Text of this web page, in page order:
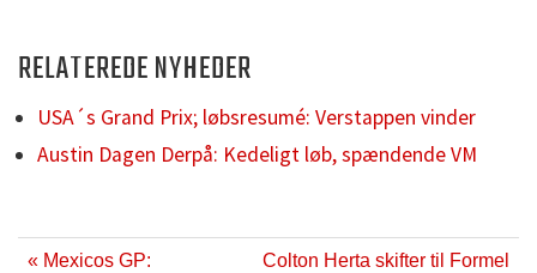
RELATEREDE NYHEDER
USA´s Grand Prix; løbsresumé: Verstappen vinder
Austin Dagen Derpå: Kedeligt løb, spændende VM
« Mexicos GP:
Colton Herta skifter til Formel